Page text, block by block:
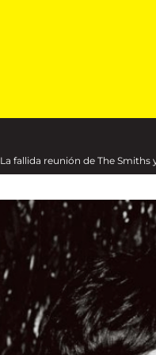
La fallida reunión de The